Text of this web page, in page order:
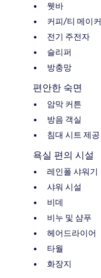
웻바
커피/티 메이커
전기 주전자
슬리퍼
방충망
편안한 숙면
암막 커튼
방음 객실
침대 시트 제공
욕실 편의 시설
레인폴 샤워기
샤워 시설
비데
비누 및 샴푸
헤어드라이어
타월
화장지